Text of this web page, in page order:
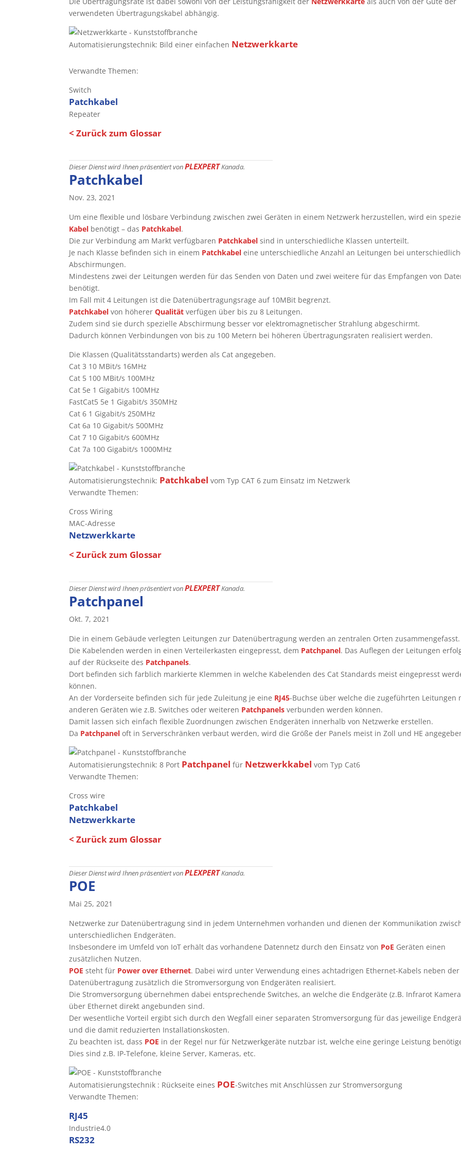
verwendeten Übertragungskabel abhängig.
Automatisierungstechnik: Bild einer einfachen Netzwerkkarte
Verwandte Themen:
Switch
Patchkabel
Repeater
< Zurück zum Glossar
Dieser Dienst wird Ihnen präsentiert vonPLEXPERTKanada.
Patchkabel
Nov. 23, 2021
Um eine flexible und lösbare Verbindung zwischen zwei Geräten in einem Netzwerk herzustellen, wird ein
Kabel benötigt – das Patchkabel.
Die zur Verbindung am Markt verfügbaren Patchkabel sind in unterschiedliche Klassen unterteilt.
Je nach Klasse befinden sich in einem Patchkabel eine unterschiedliche Anzahl an Leitungen bei
Abschirmungen.
Mindestens zwei der Leitungen werden für das Senden von Daten und zwei weitere für das Empfangen von
benötigt.
Im Fall mit 4 Leitungen ist die Datenübertragungsrage auf 10MBit begrenzt.
Patchkabel von höhererQualität verfügen über bis zu 8 Leitungen.
Zudem sind sie durch spezielle Abschirmung besser vor elektromagnetischer Strahlung abgeschirmt.
Dadurch können Verbindungen von bis zu 100 Metern bei höheren Übertragungsraten realisiert werden.
Die Klassen (Qualitätsstandarts) werden als Cat angegeben.
Cat 3 10 MBit/s 16MHz
Cat 5 100 MBit/s 100MHz
Cat 5e 1 Gigabit/s 100MHz
FastCat5 5e 1 Gigabit/s 350MHz
Cat 6 1 Gigabit/s 250MHz
Cat 6a 10 Gigabit/s 500MHz
Cat 7 10 Gigabit/s 600MHz
Cat 7a 100 Gigabit/s 1000MHz
Automatisierungstechnik: Patchkabel vom Typ CAT 6 zum Einsatz im Netzwerk
Verwandte Themen:
Cross Wiring
MAC-Adresse
Netzwerkkarte
< Zurück zum Glossar
Dieser Dienst wird Ihnen präsentiert vonPLEXPERTKanada.
Patchpanel
Okt. 7, 2021
Die in einem Gebäude verlegten Leitungen zur Datenübertragung werden an zentralen Orten zusammengefasst.
Die Kabelenden werden in einen Verteilerkasten eingepresst, dem Patchpanel. Das Auflegen der Leitungen
auf der Rückseite des Patchpanels.
Dort befinden sich farblich markierte Klemmen in welche Kabelenden des Cat Standards meist eingepresst
können.
An der Vorderseite befinden sich für jede Zuleitung je eine RJ45-Buchse über welche die zugeführten Leitungen
anderen Geräten wie z.B. Switches oder weiteren Patchpanels verbunden werden können.
Damit lassen sich einfach flexible Zuordnungen zwischen Endgeräten innerhalb von Netzwerke erstellen.
Da Patchpanel oft in Serverschränken verbaut werden, wird die Größe der Panels meist in Zoll und HE
Automatisierungstechnik: 8 Port Patchpanel für Netzwerkkabel vom Typ Cat6
Verwandte Themen:
Cross wire
Patchkabel
Netzwerkkarte
< Zurück zum Glossar
Dieser Dienst wird Ihnen präsentiert vonPLEXPERTKanada.
POE
Mai 25, 2021
Netzwerke zur Datenübertragung sind in jedem Unternehmen vorhanden und dienen der Kommunikation
unterschiedlichen Endgeräten.
Insbesondere im Umfeld von IoT erhält das vorhandene Datennetz durch den Einsatz von PoE Geräten einen
zusätzlichen Nutzen.
POE steht für Power over Ethernet. Dabei wird unter Verwendung eines achtadrigen Ethernet-Kabels neben der
Datenübertragung zusätzlich die Stromversorgung von Endgeräten realisiert.
Die Stromversorgung übernehmen dabei entsprechende Switches, an welche die Endgeräte (z.B. Infrarot
über Ethernet direkt angebunden sind.
Der wesentliche Vorteil ergibt sich durch den Wegfall einer separaten Stromversorgung für das jeweilige
und die damit reduzierten Installationskosten.
Zu beachten ist, dass POE in der Regel nur für Netzwerkgeräte nutzbar ist, welche eine geringe Leistung
Dies sind z.B. IP-Telefone, kleine Server, Kameras, etc.
Automatisierungstechnik : Rückseite eines POE-Switches mit Anschlüssen zur Stromversorgung
Verwandte Themen:
RJ45
Industrie4.0
RS232